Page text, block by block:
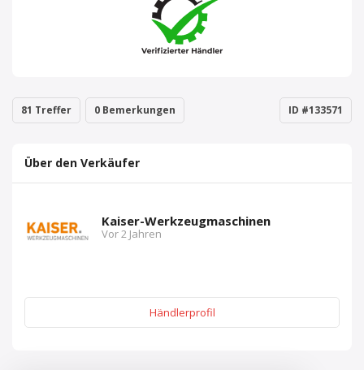
81 Treffer 0 Bemerkungen ID #133571
Über den Verkäufer
Kaiser-Werkzeugmaschinen
Vor 2 Jahren
Händlerprofil